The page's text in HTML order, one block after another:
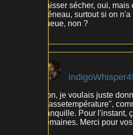
Laisser sécher, oui,
créneau, surtout si on
queue, non ?
Bon, je voulais juste
"bassetempérature",
tranquille. Pour
semaines. Merci pour